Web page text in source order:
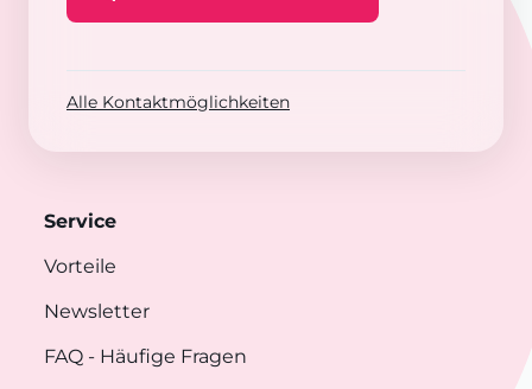
Alle Kontaktmöglichkeiten
Service
Vorteile
Newsletter
FAQ - Häufige Fragen